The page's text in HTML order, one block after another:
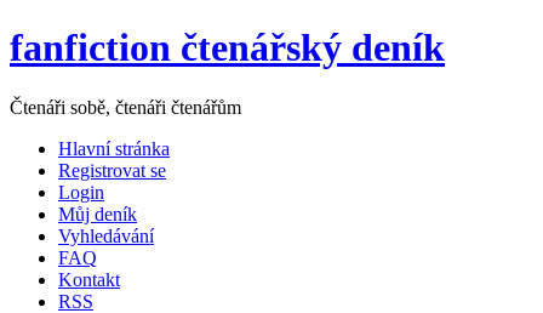
fanfiction čtenářský deník
Čtenáři sobě, čtenáři čtenářům
Hlavní stránka
Registrovat se
Login
Můj deník
Vyhledávání
FAQ
Kontakt
RSS